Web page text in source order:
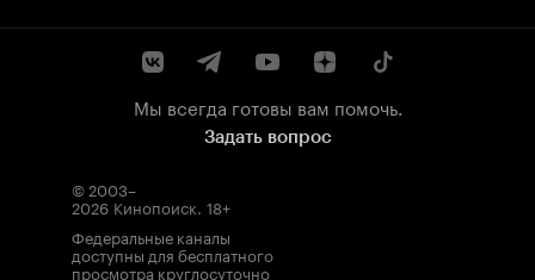
Мы всегда готовы вам помочь.
Задать вопрос
© 2003–
2026 Кинопоиск. 18+
Федеральные каналы
доступны для бесплатного
просмотра круглосуточно